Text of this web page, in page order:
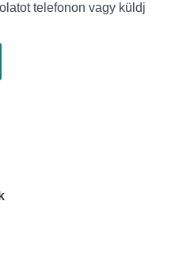
telefonon vagy küldj